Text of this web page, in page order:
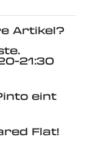
Artikel?
21:30
eint
Flat!